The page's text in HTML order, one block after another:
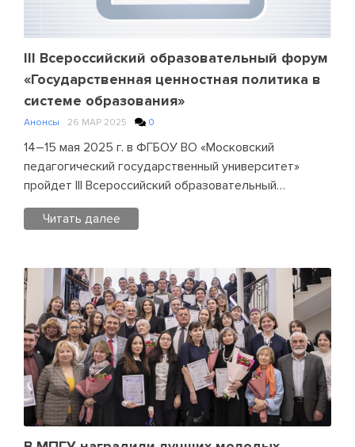
единых
действий.
Всероссийский
марафон
«Молодым
хранить
память»
III Всероссийский образовательный форум
«Государственная ценностная политика в
системе образования»
Анонсы 26 МАР 2025 0
14–15 мая 2025 г. в ФГБОУ ВО «Московский
педагогический государственный университет»
пройдет III Всероссийский образовательный…
Читать далее
in
АнонсыLeave
Comment
on
III
Всероссийский
образовательный
форум
«Государственная